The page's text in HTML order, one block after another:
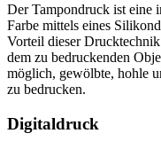
Der Tampondruck ist eine
Farbe mittels eines
Vorteil dieser
dem zu bedruckenden
möglich, gewölbte, hohle
zu bedrucken.
Digitaldruck